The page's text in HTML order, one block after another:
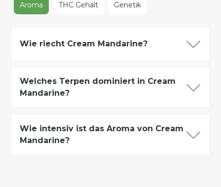
Aroma THC Gehalt Genetik
Wie riecht Cream Mandarine?
Welches Terpen dominiert in Cream
Mandarine?
Wie intensiv ist das Aroma von Cream
Mandarine?